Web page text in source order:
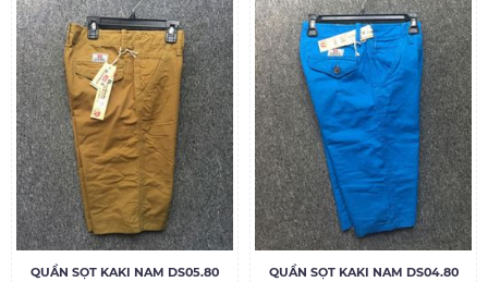
QUẦN SỌT KAKI NAM DS05.80 QUẦN SỌT KAKI NAM DS04.80